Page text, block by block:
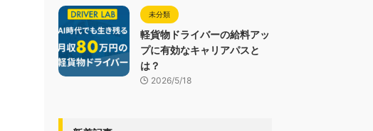
未分類
軽貨物ドライバーの給料アッ
プに有効なキャリアパスと
は？
2026/5/18